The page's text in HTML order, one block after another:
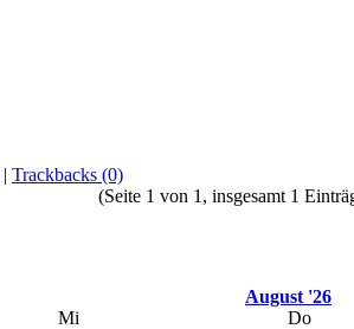
| Trackbacks (0)
(Seite 1 von 1, insgesamt 1
August '26
Mi Do